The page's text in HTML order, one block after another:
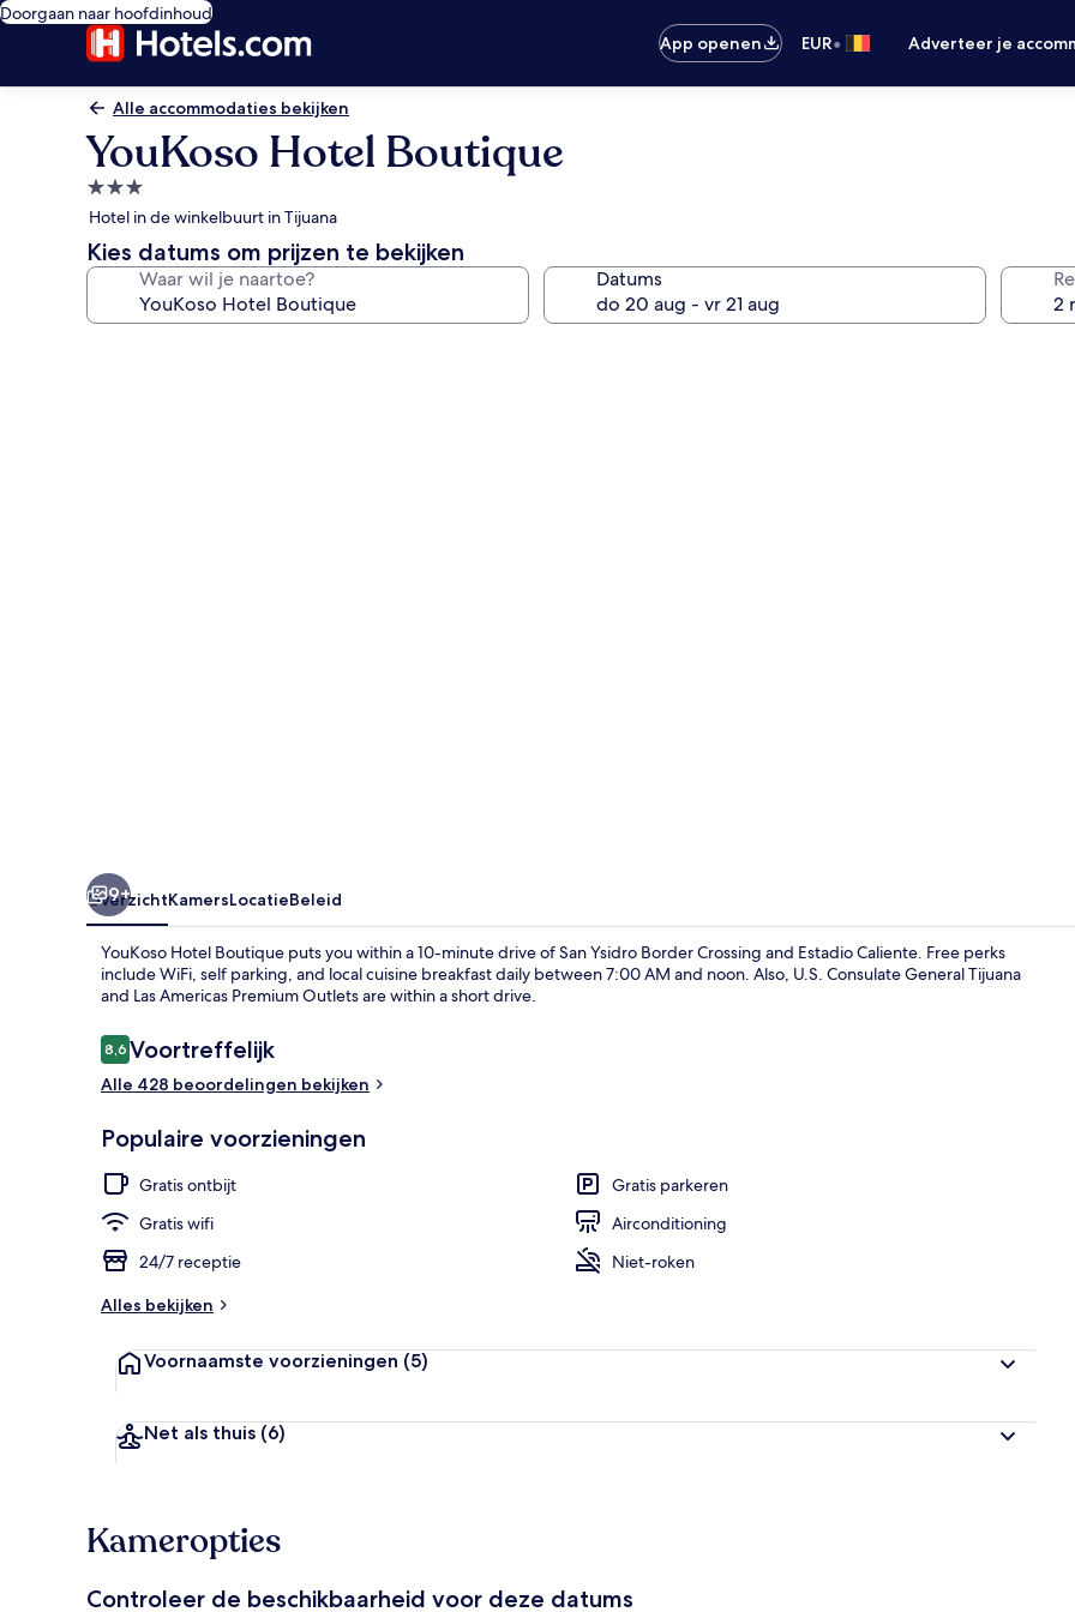
Doorgaan naar hoofdinhoud
App openen
EUR• Adverteer je
Alle accommodaties bekijken
YouKoso Hotel Boutique
3.0-
sterrenaccommodatie
Hotel in de winkelbuurt in Tijuana
Kies datums om prijzen te bekijken
Waar wil je naartoe? Datums
Deluxe
9+
OverzichtKamersLocatieBeleid
YouKoso Hotel Boutique puts you within a 10-minute drive of San Ysidro Border Crossing and Estadio Caliente. Free perks
include WiFi, self parking, and local cuisine breakfast daily between 7:00 AM and noon. Also, U.S. Consulate General Tijuana
and Las Americas Premium Outlets are within a short drive.
Beoordelingen
8,68,6 op 10 –
Voortreffelijk
Alle 428 beoordelingen bekijken
Populaire voorzieningen
Gratis ontbijt
Gratis parkeren
Gratis wifi
Airconditioning
24/7 receptie
Niet-roken
Alles bekijken
Voornaamste voorzieningen (5)
Net als thuis (6)
Kameropties
Controleer de beschikbaarheid voor deze datums